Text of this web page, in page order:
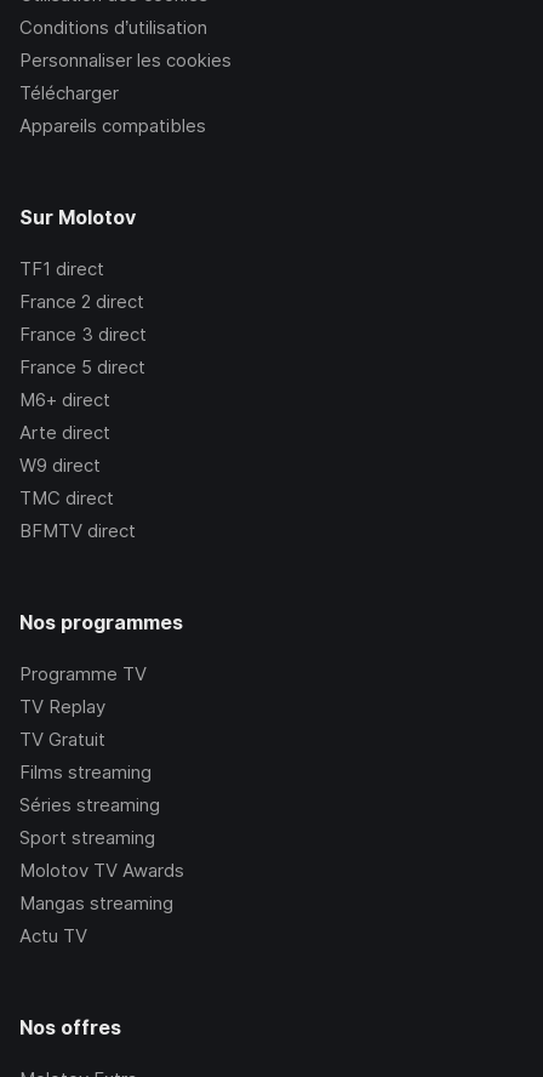
Conditions d’utilisation
Personnaliser les cookies
Télécharger
Appareils compatibles
Sur Molotov
TF1 direct
France 2 direct
France 3 direct
France 5 direct
M6+ direct
Arte direct
W9 direct
TMC direct
BFMTV direct
Nos programmes
Programme TV
TV Replay
TV Gratuit
Films streaming
Séries streaming
Sport streaming
Molotov TV Awards
Mangas streaming
Actu TV
Nos offres